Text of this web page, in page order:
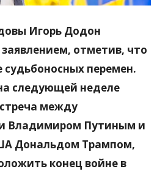
Игорь Додон
отметив, что
судьбоносных перемен.
следующей неделе
между
Владимиром Путиным и
Дональдом Трампом,
конец войне в